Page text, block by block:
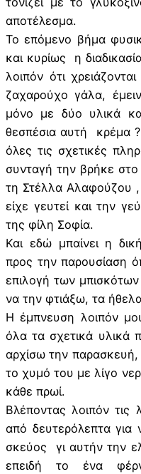
αποτέλεσμα.
Το επόμενο βήμα
και κυρίως η
λοιπόν ότι
ζαχαρούχο γάλα,
μόνο με δύο υλικά
θεσπέσια αυτή κρέμα
όλες τις σχετικές
συνταγή την βρήκε
τη Στέλλα Αλαφούζου ,
είχε γευτεί και την
της φίλη Σοφία.
Και εδώ μπαίνει η
προς την παρουσίαση
επιλογή των
να την φτιάξω, τα
Η έμπνευση λοιπόν
όλα τα σχετικά υλικά
αρχίσω την
το χυμό του με λίγο
κάθε πρωί.
Βλέποντας λοιπόν τις
από δευτερόλεπτα για
σκεύος γι αυτήν την
επειδή το ένα